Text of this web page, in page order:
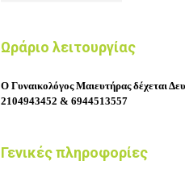
Ωράριο λειτουργίας
Ο Γυναικολόγος Μαιευτήρας δέχεται
2104943452 & 6944513557
Γενικές πληροφορίες